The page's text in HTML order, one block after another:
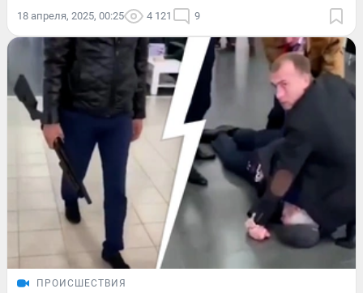
18 апреля, 2025, 00:25 4 121 9
ПРОИСШЕСТВИЯ